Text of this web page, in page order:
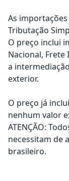
As
Tributação
O preço inclui
Nacional,
a
exterior.
O preço já
nenhum valor
ATENÇÃO:
necessitam de
brasileiro.